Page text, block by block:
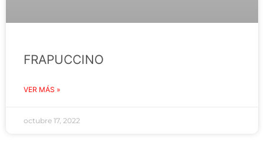
FRAPUCCINO
VER MÁS »
octubre 17, 2022